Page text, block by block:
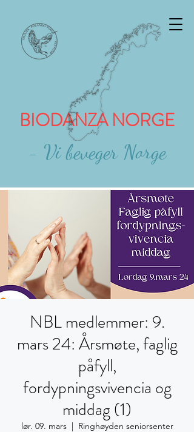
BIODANZA NORGE
- Vi beveger Norge
NBL medlemmer: 9.
mars 24: Årsmøte, faglig
påfyll,
fordypningsvivencia og
middag (1)
lør. 09. mars
  |
Ringhøyden seniorsenter